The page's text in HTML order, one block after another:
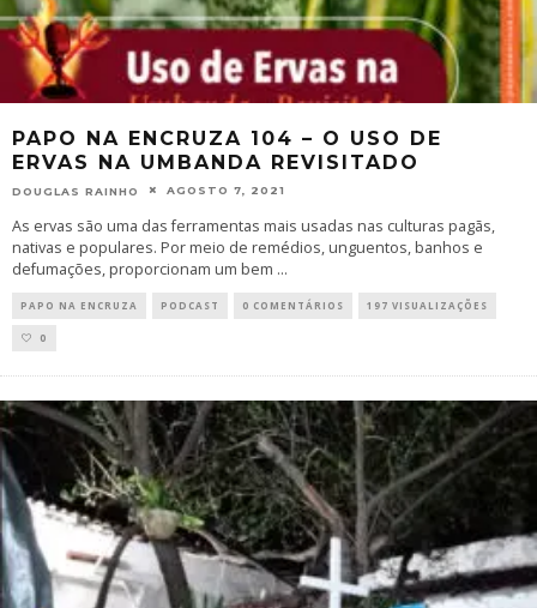
PAPO NA ENCRUZA 104 – O USO DE
ERVAS NA UMBANDA REVISITADO
DOUGLAS RAINHO AGOSTO 7, 2021
As ervas são uma das ferramentas mais usadas nas culturas pagãs,
nativas e populares. Por meio de remédios, unguentos, banhos e
defumações, proporcionam um bem ...
PAPO NA ENCRUZA PODCAST 0 COMENTÁRIOS 197 VISUALIZAÇÕES
0